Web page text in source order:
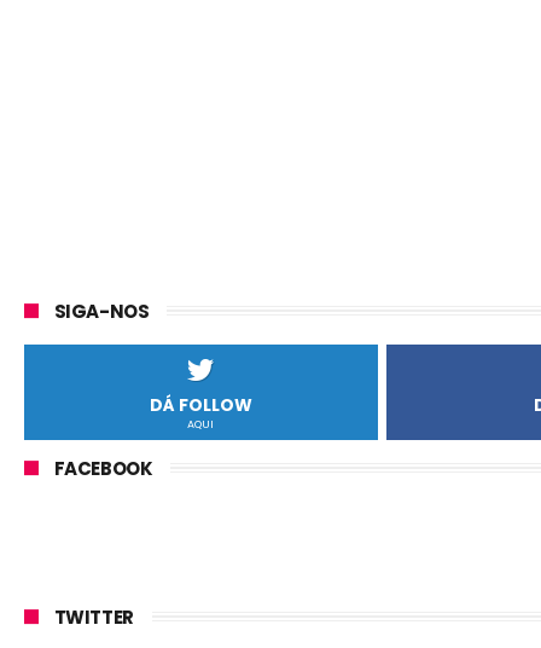
SIGA-NOS
DÁ FOLLOW
AQUI
FACEBOOK
TWITTER